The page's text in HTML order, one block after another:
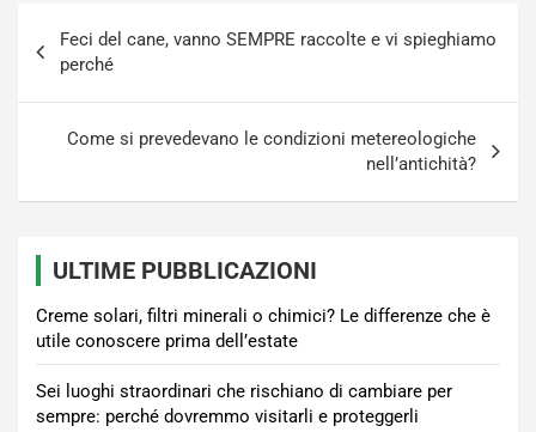
articoli
Feci del cane, vanno SEMPRE raccolte e vi spieghiamo
perché
Come si prevedevano le condizioni metereologiche
nell’antichità?
ULTIME PUBBLICAZIONI
Creme solari, filtri minerali o chimici? Le differenze che è
utile conoscere prima dell’estate
Sei luoghi straordinari che rischiano di cambiare per
sempre: perché dovremmo visitarli e proteggerli